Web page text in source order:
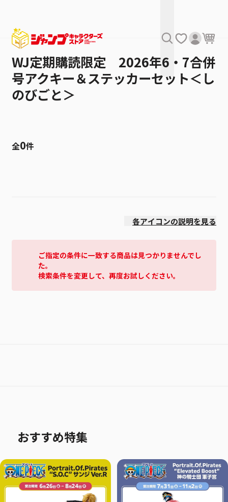
WJ定期購読限定 2026年6・7合併
号アクキー＆ステッカーセット＜し
のびごと＞
全0件
各アイコンの説明を見る
ご指定の条件に一致する商品は見つかりませんでし
た。
検索条件を変更して、再度お試しください。
おすすめ特集